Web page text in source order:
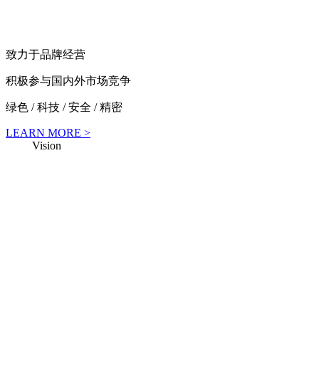
致力于品牌经营
积极参与国内外市场竞争
绿色 / 科技 / 安全 / 精密
LEARN MORE >
Vision